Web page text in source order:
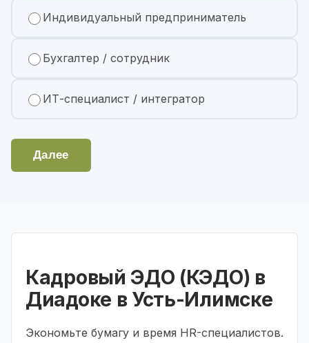
Индивидуальный предприниматель
Бухгалтер / сотрудник
ИТ-специалист / интегратор
Далее
Кадровый ЭДО (КЭДО) в
Диадоке в Усть-Илимске
Экономьте бумагу и время HR-специалистов.